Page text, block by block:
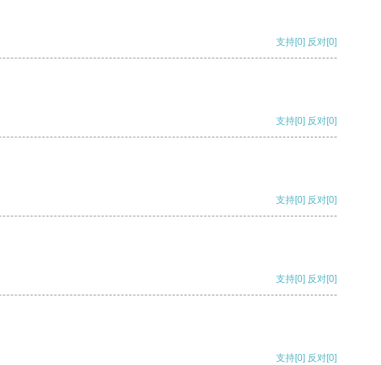
支持[0] 反对[0]
支持[0] 反对[0]
支持[0] 反对[0]
支持[0] 反对[0]
支持[0] 反对[0]